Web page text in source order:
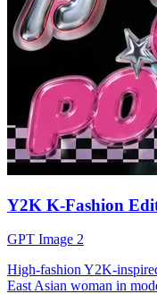
Y2K K-Fashion
GPT Image 2
High-fashion Y2K-
East Asian woman in